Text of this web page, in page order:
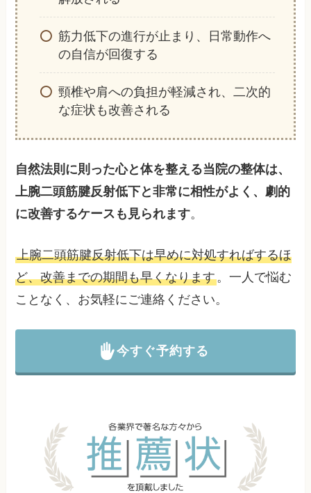
筋力低下の進行が止まり、日常動作へ
の自信が回復する
頸椎や肩への負担が軽減され、二次的
な症状も改善される
自然法則に則った心と体を整える当院の整体は、
上腕二頭筋腱反射低下と非常に相性がよく、劇的
に改善するケースも見られます。
上腕二頭筋腱反射低下は早めに対処すればするほ
ど、改善までの期間も早くなります。一人で悩む
ことなく、お気軽にご連絡ください。
今すぐ予約する